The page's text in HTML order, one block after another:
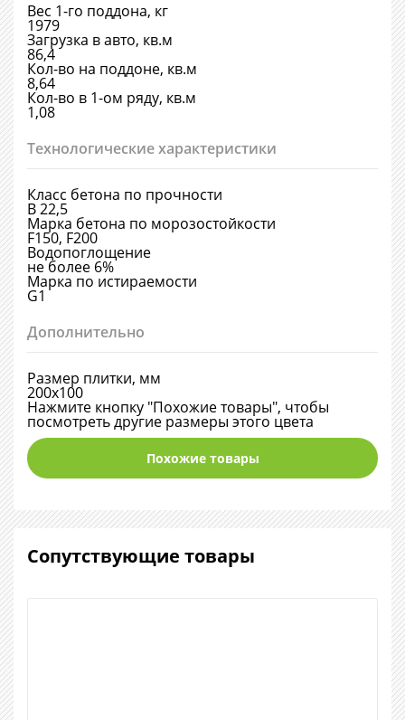
Вес 1-го поддона, кг
1979
Загрузка в авто, кв.м
86,4
Кол-во на поддоне, кв.м
8,64
Кол-во в 1-ом ряду, кв.м
1,08
Технологические характеристики
Класс бетона по прочности
В 22,5
Марка бетона по морозостойкости
F150, F200
Водопоглощение
не более 6%
Марка по истираемости
G1
Дополнительно
Размер плитки, мм
200х100
Нажмите кнопку "Похожие товары", чтобы
посмотреть другие размеры этого цвета
Похожие товары
Сопутствующие товары